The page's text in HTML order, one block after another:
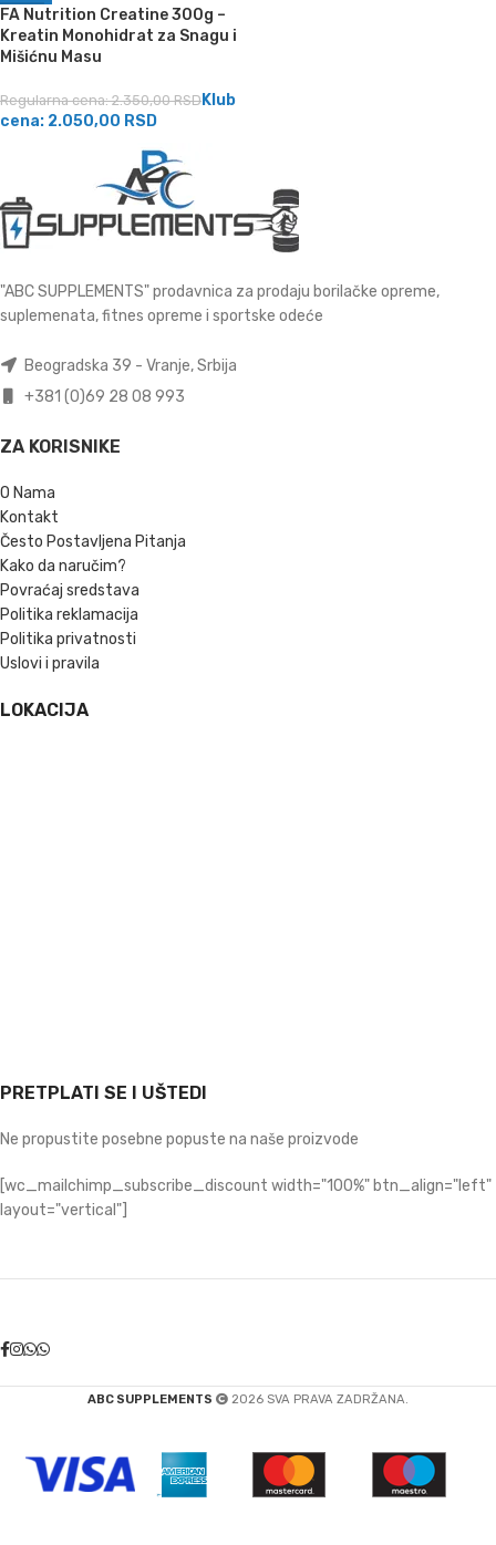
FA Nutrition Creatine 300g –
Kreatin Monohidrat za Snagu i
Mišićnu Masu
Regularna cena:2.350,00RSD Klub
cena: 2.050,00 RSD
"ABC SUPPLEMENTS" prodavnica za prodaju borilačke opreme,
suplemenata, fitnes opreme i sportske odeće
Beogradska 39 - Vranje, Srbija
+381 (0)69 28 08 993
ZA KORISNIKE
O Nama
Kontakt
Često Postavljena Pitanja
Kako da naručim?
Povraćaj sredstava
Politika reklamacija
Politika privatnosti
Uslovi i pravila
LOKACIJA
PRETPLATI SE I UŠTEDI
Ne propustite posebne popuste na naše proizvode
[wc_mailchimp_subscribe_discount width="100%" btn_align="left"
layout="vertical"]
ABC SUPPLEMENTS 2026 SVA PRAVA ZADRŽANA.